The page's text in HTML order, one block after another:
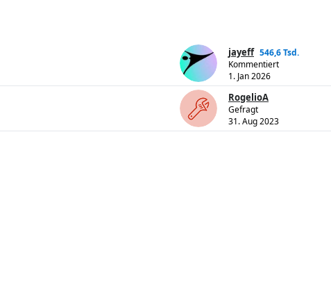
jayeff 546,6 Tsd.
Kommentiert
1. Jan 2026
RogelioA
Gefragt
31. Aug 2023